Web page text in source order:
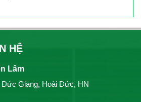
HỆ
Lâm
Đức Giang, Hoài Đức, HN